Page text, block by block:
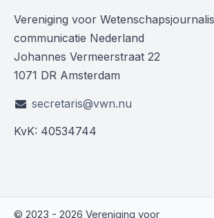
Vereniging voor
communicatie Nederland
Johannes Vermeerstraat 22
1071 DR Amsterdam
secretaris@vwn.nu
KvK: 40534744
© 2023 - 2026 Vereniging voor